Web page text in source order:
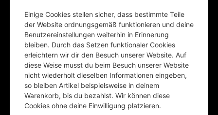
Einige Cookies stellen sicher, dass bestimmte Teile
der Website ordnungsgemäß funktionieren und deine
Benutzereinstellungen weiterhin in Erinnerung
bleiben. Durch das Setzen funktionaler Cookies
erleichtern wir dir den Besuch unserer Website. Auf
diese Weise musst du beim Besuch unserer Website
nicht wiederholt dieselben Informationen eingeben,
so bleiben Artikel beispielsweise in deinem
Warenkorb, bis du bezahlst. Wir können diese
Cookies ohne deine Einwilligung platzieren.